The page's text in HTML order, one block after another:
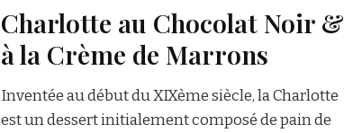
Charlotte au Chocolat Noir &
à la Crème de Marrons
Inventée au début du XIXème siècle, la Charlotte
est un dessert initialement composé de pain de